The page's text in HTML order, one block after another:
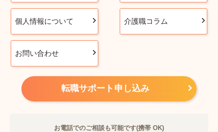
個人情報について 介護職コラム
お問い合わせ
転職サポート申し込み
お電話でのご相談も可能です(携帯 OK)